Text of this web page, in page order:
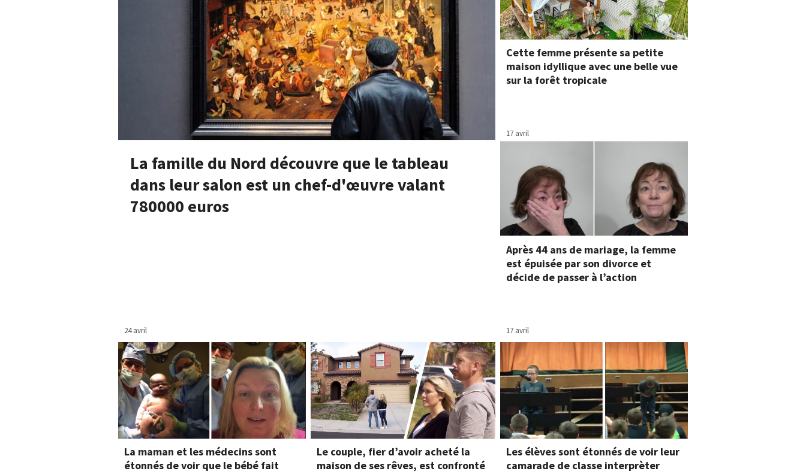
La famille du Nord découvre que le tableau
dans leur salon est un chef-d'œuvre valant
780000 euros
24 avril
Cette femme présente sa petite
maison idyllique avec une belle vue
sur la forêt tropicale
17 avril
Après 44 ans de mariage, la femme
est épuisée par son divorce et
décide de passer à l’action
17 avril
La maman et les médecins sont
étonnés de voir que le bébé fait
Le couple, fier d’avoir acheté la
maison de ses rêves, est confronté
Les élèves sont étonnés de voir leur
camarade de classe interprèter